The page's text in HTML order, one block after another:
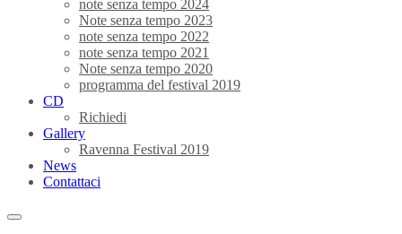
note senza tempo 2024
Note senza tempo 2023
note senza tempo 2022
note senza tempo 2021
Note senza tempo 2020
programma del festival 2019
CD
Richiedi
Gallery
Ravenna Festival 2019
News
Contattaci